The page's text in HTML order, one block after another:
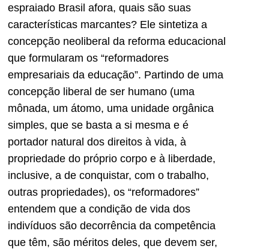
espraiado Brasil afora, quais são suas
características marcantes? Ele sintetiza a
concepção neoliberal da reforma educacional
que formularam os “reformadores
empresariais da educação”. Partindo de uma
concepção liberal de ser humano (uma
mônada, um átomo, uma unidade orgânica
simples, que se basta a si mesma e é
portador natural dos direitos à vida, à
propriedade do próprio corpo e à liberdade,
inclusive, a de conquistar, com o trabalho,
outras propriedades), os “reformadores”
entendem que a condição de vida dos
indivíduos são decorrência da competência
que têm, são méritos deles, que devem ser,